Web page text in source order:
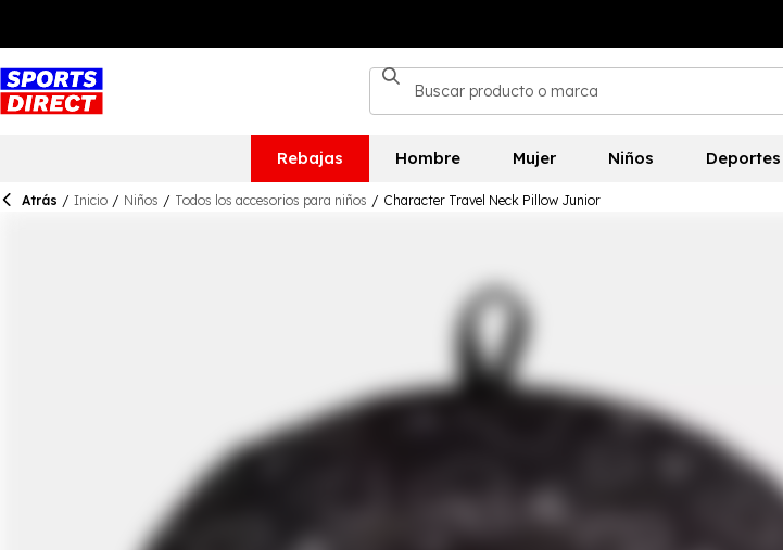
Rebajas Hombre Mujer Niños Deportes
Atrás / Inicio / Niños / Todos los accesorios para niños / Character Travel Neck Pillow Junior